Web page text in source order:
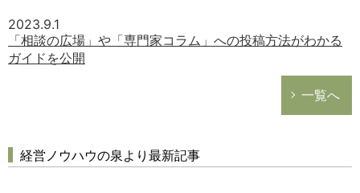
2023.9.1
「相談の広場」や「専門家コラム」への投稿方法がわかる
ガイドを公開
一覧へ
経営ノウハウの泉より最新記事